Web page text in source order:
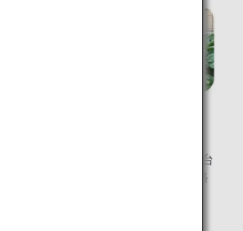
線エコノミークラス 中国大陸、台
ルおよび深夜便を除く、全日本発路
ソフトケール”をお楽しみいただけ